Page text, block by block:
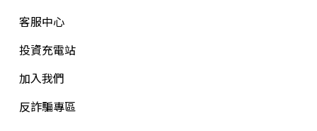
客服中心
投資充電站
加入我們
反詐騙專區